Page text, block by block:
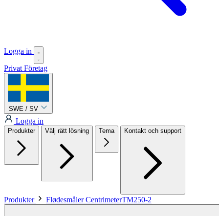
Logga in
Privat Företag
SWE / SV
Logga in
Produkter Välj rätt lösning Tema Kontakt och support
Produkter Flødesmåler CentrimeterTM250-2